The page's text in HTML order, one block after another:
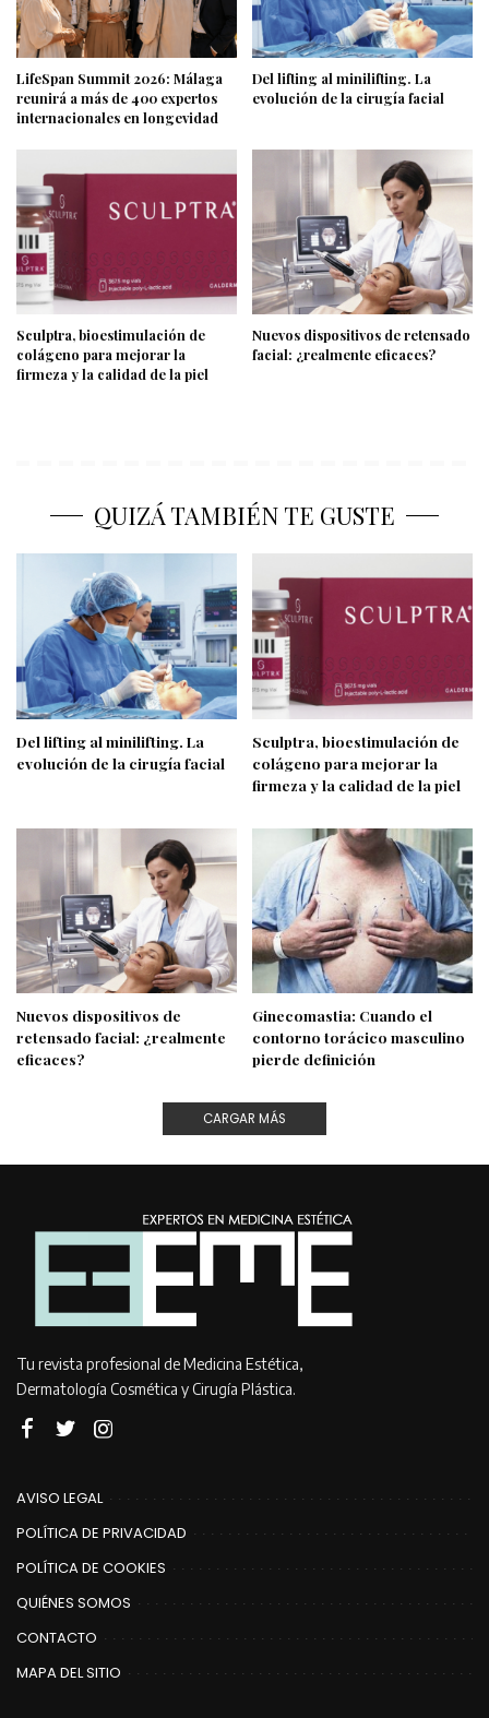
LifeSpan Summit 2026: Málaga
reunirá a más de 400 expertos
internacionales en longevidad
Del lifting al minilifting. La
evolución de la cirugía facial
Sculptra, bioestimulación de
colágeno para mejorar la
firmeza y la calidad de la piel
Nuevos dispositivos de retensado
facial: ¿realmente eficaces?
QUIZÁ TAMBIÉN TE GUSTE
Del lifting al minilifting. La
evolución de la cirugía facial
Sculptra, bioestimulación de
colágeno para mejorar la
firmeza y la calidad de la piel
Nuevos dispositivos de
retensado facial: ¿realmente
eficaces?
Ginecomastia: Cuando el
contorno torácico masculino
pierde definición
CARGAR MÁS
Tu revista profesional de Medicina Estética,
Dermatología Cosmética y Cirugía Plástica.
AVISO LEGAL
POLÍTICA DE PRIVACIDAD
POLÍTICA DE COOKIES
QUIÉNES SOMOS
CONTACTO
MAPA DEL SITIO